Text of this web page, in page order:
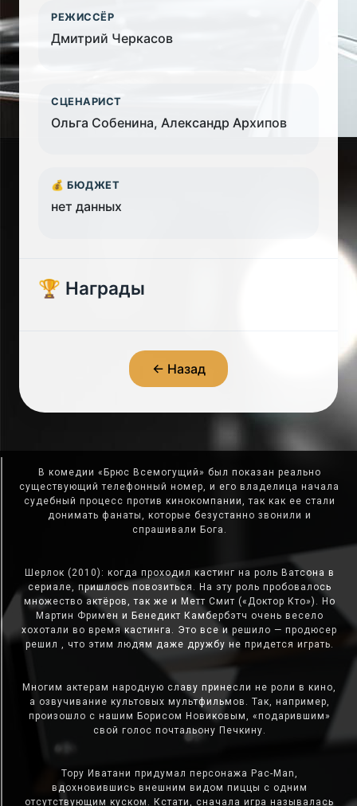
РЕЖИССЁР
Дмитрий Черкасов
СЦЕНАРИСТ
Ольга Собенина, Александр Архипов
💰 БЮДЖЕТ
нет данных
🏆 Награды
← Назад
В комедии «Брюс Всемогущий» был показан реально
существующий телефонный номер, и его владелица начала
судебный процесс против кинокомпании, так как ее стали
донимать фанаты, которые безустанно звонили и
спрашивали Бога.
Шерлок (2010): когда проходил кастинг на роль Ватсона в
сериале, пришлось повозиться. На эту роль пробовалось
множество актёров, так же и Метт Смит («Доктор Кто»). Но
Мартин Фримен и Бенедикт Камбербэтч очень весело
хохотали во время кастинга. Это все и решило — продюсер
решил , что этим людям даже дружбу не придется играть.
Многим актерам народную славу принесли не роли в кино,
а озвучивание культовых мультфильмов. Так, например,
произошло с нашим Борисом Новиковым, «подарившим»
свой голос почтальону Печкину.
Тору Иватани придумал персонажа Pac-Man,
вдохновившись внешним видом пиццы с одним
отсутствующим куском. Кстати, сначала игра называлась